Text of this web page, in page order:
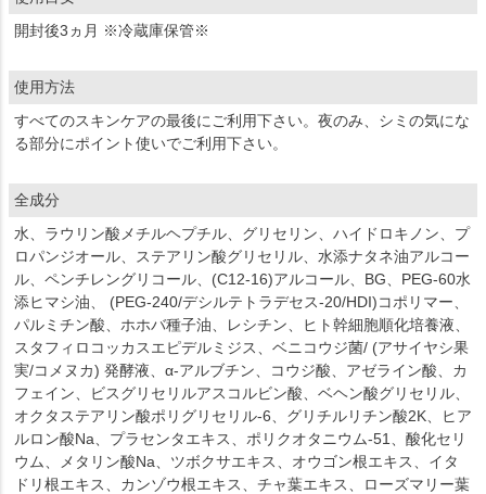
開封後3ヵ月 ※冷蔵庫保管※
使用方法
すべてのスキンケアの最後にご利用下さい。夜のみ、シミの気にな
る部分にポイント使いでご利用下さい。
全成分
水、ラウリン酸メチルヘプチル、グリセリン、ハイドロキノン、プ
ロパンジオール、ステアリン酸グリセリル、水添ナタネ油アルコー
ル、ペンチレングリコール、(C12-16)アルコール、BG、PEG-60水
添ヒマシ油、 (PEG-240/デシルテトラデセス-20/HDI)コポリマー、
パルミチン酸、ホホバ種子油、レシチン、ヒト幹細胞順化培養液、
スタフィロコッカスエピデルミジス、ベニコウジ菌/ (アサイヤシ果
実/コメヌカ) 発酵液、α-アルブチン、コウジ酸、アゼライン酸、カ
フェイン、ビスグリセリルアスコルビン酸、ベヘン酸グリセリル、
オクタステアリン酸ポリグリセリル-6、グリチルリチン酸2K、ヒア
ルロン酸Na、プラセンタエキス、ポリクオタニウム-51、酸化セリ
ウム、メタリン酸Na、ツボクサエキス、オウゴン根エキス、イタ
ドリ根エキス、カンゾウ根エキス、チャ葉エキス、ローズマリー葉